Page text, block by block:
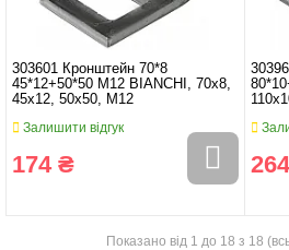
303601 Кронштейн 70*8
45*12+50*50 M12 BIANCHI, 70x8,
45x12, 50x50, M12
Залишити відгук
174 ₴
Показано від 1 до 18 з 18